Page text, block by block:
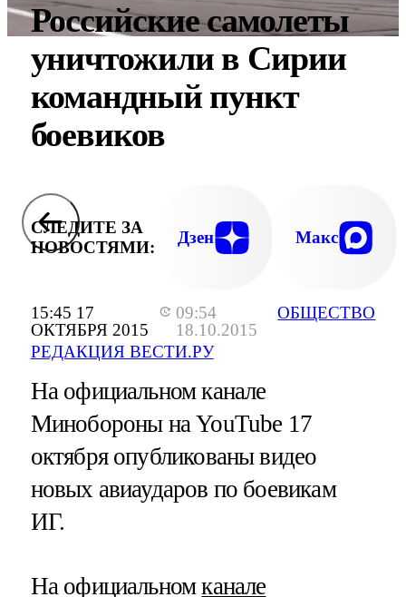
15:45 17
ОКТЯБРЯ 2015
09:54
18.10.2015
РЕДАКЦИЯ ВЕСТИ.РУ
ОБЩЕСТВО
Российские самолеты
уничтожили в Сирии
командный пункт
боевиков
СЛЕДИТЕ ЗА
НОВОСТЯМИ:
Дзен Макс
На официальном канале
Минобороны на YouTube 17
октября опубликованы видео
новых авиаударов по боевикам
ИГ.
На официальномканале